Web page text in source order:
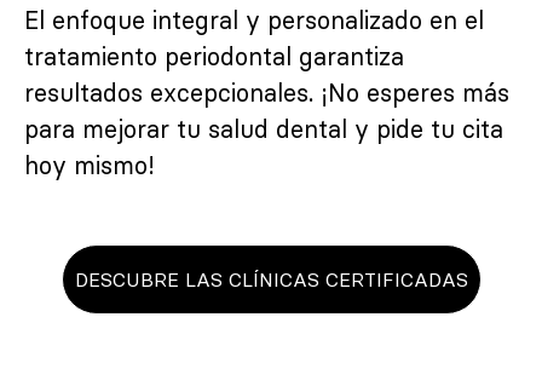
El enfoque integral y personalizado en el
tratamiento periodontal garantiza
resultados excepcionales. ¡No esperes más
para mejorar tu salud dental y pide tu cita
hoy mismo!
DESCUBRE LAS CLÍNICAS CERTIFICADAS